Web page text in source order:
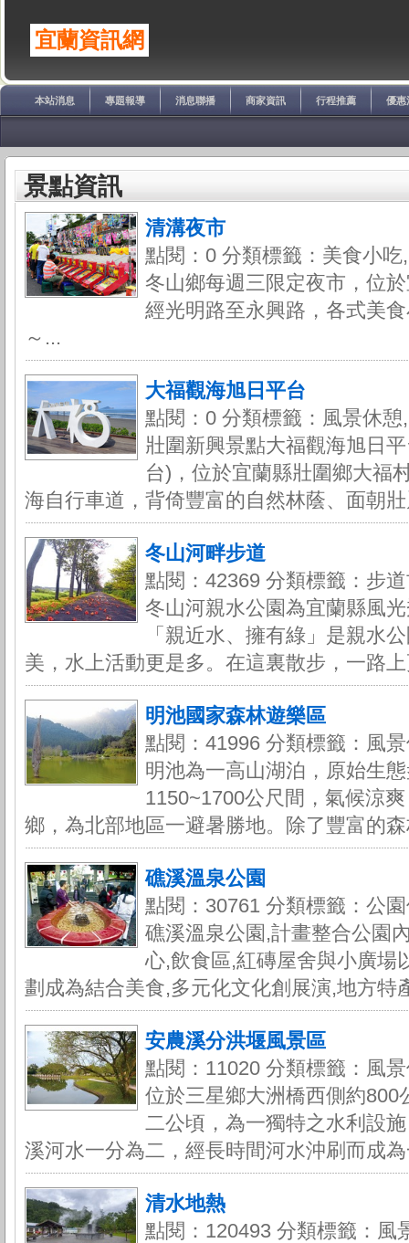
宜蘭資訊網
本站消息 專題報導 消息聯播 商家資訊 行程推薦 優惠
景點資訊
清溝夜市
點閱：0 分類標籤：美食小吃,
冬山鄉每週三限定夜市，位
經光明路至永興路，各式美
～...
大福觀海旭日平台
點閱：0 分類標籤：風景休憩,
壯圍新興景點大福觀海旭日
台)，位於宜蘭縣壯圍鄉大福
海自行車道，背倚豐富的自然林蔭、面朝
冬山河畔步道
點閱：42369 分類標籤：步
冬山河親水公園為宜蘭縣風
「親近水、擁有綠」是親水
美，水上活動更是多。在這裏散步，一路
明池國家森林遊樂區
點閱：41996 分類標籤：風
明池為一高山湖泊，原始生
1150~1700公尺間，氣候涼
鄉，為北部地區一避暑勝地。除了豐富的
礁溪溫泉公園
點閱：30761 分類標籤：公
礁溪溫泉公園,計畫整合公園
心,飲食區,紅磚屋舍與小廣場
劃成為結合美食,多元化文化創展演,地方特
安農溪分洪堰風景區
點閱：11020 分類標籤：風
位於三星鄉大洲橋西側約800
二公頃，為一獨特之水利設
溪河水一分為二，經長時間河水沖刷而成
清水地熱
點閱：120493 分類標籤：風